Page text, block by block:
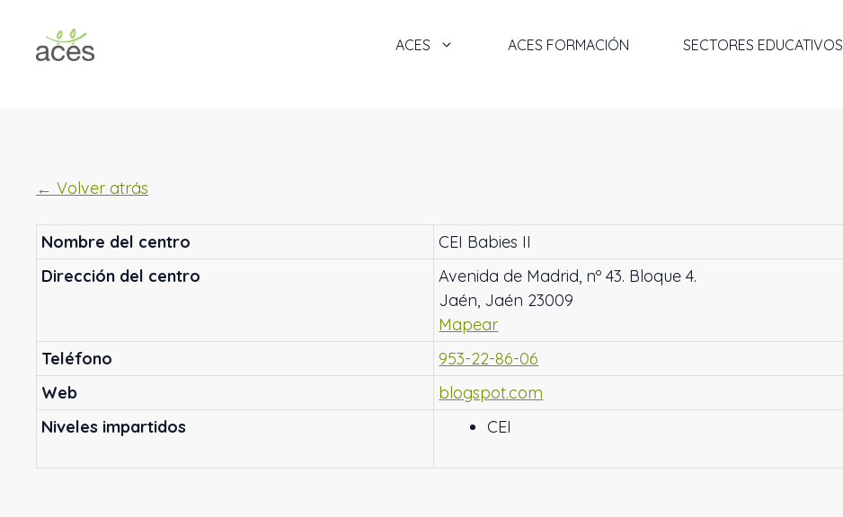
contenido
ACES ACES FORMACIÓN SECTORES EDUCATIVOS
← Volver atrás
Nombre del centro
CEI Babies II
Dirección del centro
Avenida de Madrid, nº 43. Bloque 4.
Jaén, Jaén 23009
Mapear
Teléfono
953-22-86-06
Web
blogspot.com
Niveles impartidos
CEI